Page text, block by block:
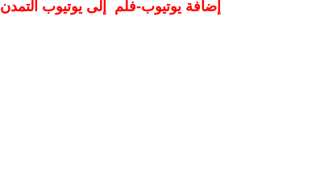
إضافة يوتيوب-فلم إلى يوتيوب التمدن